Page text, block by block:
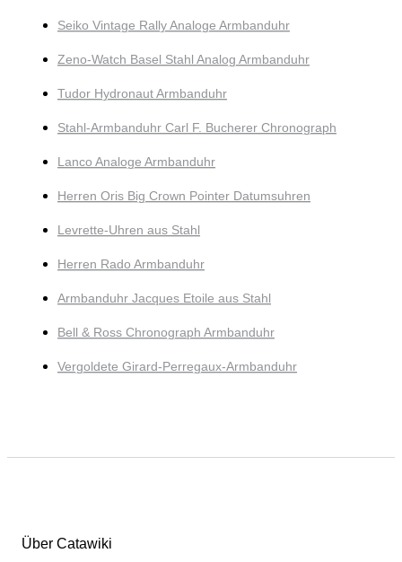
Seiko Vintage Rally Analoge Armbanduhr
Zeno-Watch Basel Stahl Analog Armbanduhr
Tudor Hydronaut Armbanduhr
Stahl-Armbanduhr Carl F. Bucherer Chronograph
Lanco Analoge Armbanduhr
Herren Oris Big Crown Pointer Datumsuhren
Levrette-Uhren aus Stahl
Herren Rado Armbanduhr
Armbanduhr Jacques Etoile aus Stahl
Bell & Ross Chronograph Armbanduhr
Vergoldete Girard-Perregaux-Armbanduhr
Über Catawiki